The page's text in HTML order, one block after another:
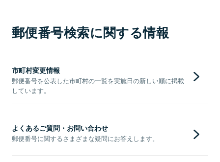
郵便番号検索に関する情報
市町村変更情報
郵便番号を公表した市町村の一覧を実施日の新しい順に掲載
しています。
よくあるご質問・お問い合わせ
郵便番号に関するさまざまな疑問にお答えします。